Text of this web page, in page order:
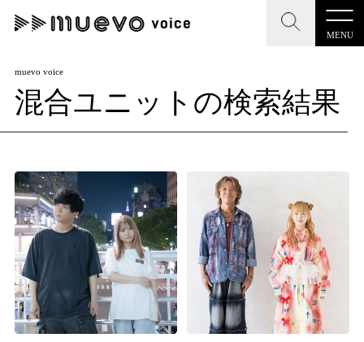
MENU
CLOSE
記事を検索する
人気ワード
#男性SSW #ポップス #女性SSW #ロック
#男性シンガー #HR/HM #女性シンガー
#ヒップホップ #男性シンガーグループ #R&B/ソウル
CLOSE
muevo media
"読者の声を形にする”音楽特化メディア
MENU
記事一覧
プレスリリース一覧
会社概要
muevo voice
混合ユニットの検索結果